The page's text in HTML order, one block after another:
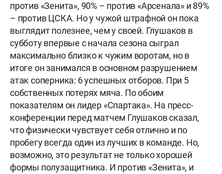
против «Зенита», 90% – против «Арсенала» и 89%
– против ЦСКА. Но у чужой штрафной он пока
выглядит полезнее, чем у своей. Глушаков в
субботу впервые с начала сезона сыграл
максимально близко к чужим воротам, но в
итоге он занимался в основном разрушением
атак соперника: 6 успешных отборов. При 5
собственных потерях мяча. По обоим
показателям он лидер «Спартака». На пресс-
конференции перед матчем Глушаков сказал,
что физически чувствует себя отлично и по
пробегу всегда один из лучших в команде. Но,
возможно, это результат не только хорошей
формы полузащитника. И против «Зенита», и